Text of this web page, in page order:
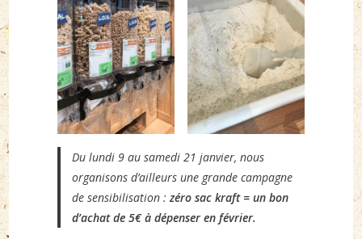
Du lundi 9 au samedi 21 janvier, nous
organisons d’ailleurs une grande campagne
de sensibilisation : zéro sac kraft = un bon
d’achat de 5€ à dépenser en février.